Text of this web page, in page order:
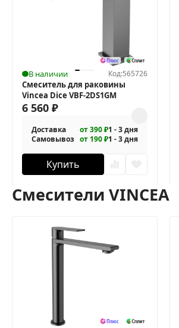
В наличии Код:565726
Смеситель для раковины
Vincea Dice VBF-2DS1GM
6 560 ₽
Доставка от 390 ₽1 - 3 дня
Самовывоз от 190 ₽1 - 3 дня
Купить
Смесители VINCEA